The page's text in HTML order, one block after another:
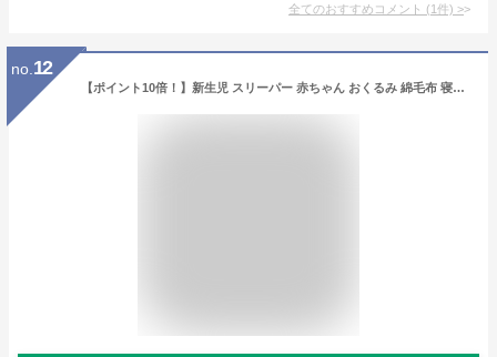
全てのおすすめコメント (1件) >
no. 12
【ポイント10倍！】新生児 スリーパー 赤ちゃん おくるみ 綿毛布 寝具 ベビー パジャマ 出産祝い 退院 お宮参り 冷房対策 あったか60 7